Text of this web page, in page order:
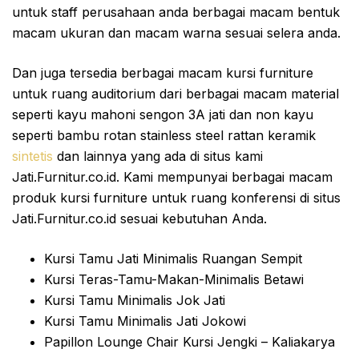
untuk staff perusahaan anda berbagai macam bentuk
macam ukuran dan macam warna sesuai selera anda.
Dan juga tersedia berbagai macam kursi furniture
untuk ruang auditorium dari berbagai macam material
seperti kayu mahoni sengon 3A jati dan non kayu
seperti bambu rotan stainless steel rattan keramik
sintetis dan lainnya yang ada di situs kami
Jati.Furnitur.co.id. Kami mempunyai berbagai macam
produk kursi furniture untuk ruang konferensi di situs
Jati.Furnitur.co.id sesuai kebutuhan Anda.
Kursi Tamu Jati Minimalis Ruangan Sempit
Kursi Teras-Tamu-Makan-Minimalis Betawi
Kursi Tamu Minimalis Jok Jati
Kursi Tamu Minimalis Jati Jokowi
Papillon Lounge Chair Kursi Jengki – Kaliakarya